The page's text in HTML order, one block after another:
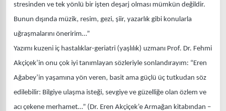
stresinden ve tek yönlü bir işten deşarj olması mümkün değildir.
Bunun dışında müzik, resim, gezi, şiir, yazarlık gibi konularla
uğraşmalarını öneririm…”
Yazımı kuzeni iç hastalıklar-geriatri (yaşlılık) uzmanı Prof. Dr. Fehmi
Akçiçek’in onu çok iyi tanımlayan sözleriyle sonlandırayım: “Eren
Ağabey’in yaşamına yön veren, basit ama güçlü üç tutkudan söz
edilebilir: Bilgiye ulaşma isteği, sevgiye ve güzelliğe olan özlem ve
acı çekene merhamet…” (Dr. Eren Akçiçek’e Armağan kitabından –